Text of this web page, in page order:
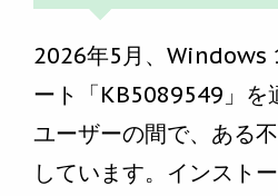
2026年5月、Windows
ート「KB5089549」を
ユーザーの間で、ある
しています。インスト